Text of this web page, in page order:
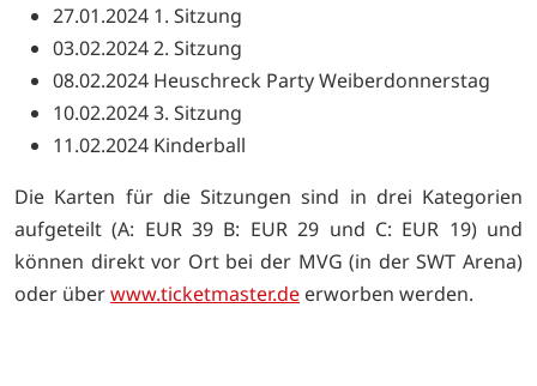
27.01.2024 1. Sitzung
03.02.2024 2. Sitzung
08.02.2024 Heuschreck Party Weiberdonnerstag
10.02.2024 3. Sitzung
11.02.2024 Kinderball
Die Karten für die Sitzungen sind in drei Kategorien
aufgeteilt (A: EUR 39 B: EUR 29 und C: EUR 19) und
können direkt vor Ort bei der MVG (in der SWT Arena)
oder überwww.ticketmaster.de erworben werden.